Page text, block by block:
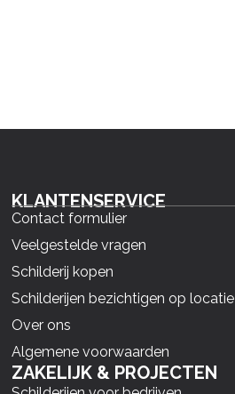
KLANTENSERVICE
Contact formulier
Veelgestelde vragen
Schilderij kopen
Schilderijen bezichtigen op locatie
Over ons
Algemene voorwaarden
ZAKELIJK & PROJECTEN